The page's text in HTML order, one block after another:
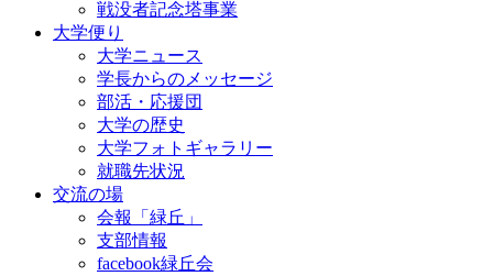
戦没者記念塔事業
大学便り
大学ニュース
学長からのメッセージ
部活・応援団
大学の歴史
大学フォトギャラリー
就職先状況
交流の場
会報「緑丘」
支部情報
facebook緑丘会